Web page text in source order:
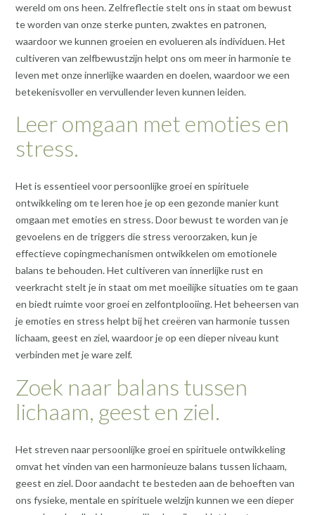
wereld om ons heen. Zelfreflectie stelt ons in staat om bewust
te worden van onze sterke punten, zwaktes en patronen,
waardoor we kunnen groeien en evolueren als individuen. Het
cultiveren van zelfbewustzijn helpt ons om meer in harmonie te
leven met onze innerlijke waarden en doelen, waardoor we een
betekenisvoller en vervullender leven kunnen leiden.
Leer omgaan met emoties en
stress.
Het is essentieel voor persoonlijke groei en spirituele
ontwikkeling om te leren hoe je op een gezonde manier kunt
omgaan met emoties en stress. Door bewust te worden van je
gevoelens en de triggers die stress veroorzaken, kun je
effectieve copingmechanismen ontwikkelen om emotionele
balans te behouden. Het cultiveren van innerlijke rust en
veerkracht stelt je in staat om met moeilijke situaties om te gaan
en biedt ruimte voor groei en zelfontplooiing. Het beheersen van
je emoties en stress helpt bij het creëren van harmonie tussen
lichaam, geest en ziel, waardoor je op een dieper niveau kunt
verbinden met je ware zelf.
Zoek naar balans tussen
lichaam, geest en ziel.
Het streven naar persoonlijke groei en spirituele ontwikkeling
omvat het vinden van een harmonieuze balans tussen lichaam,
geest en ziel. Door aandacht te besteden aan de behoeften van
ons fysieke, mentale en spirituele welzijn kunnen we een dieper